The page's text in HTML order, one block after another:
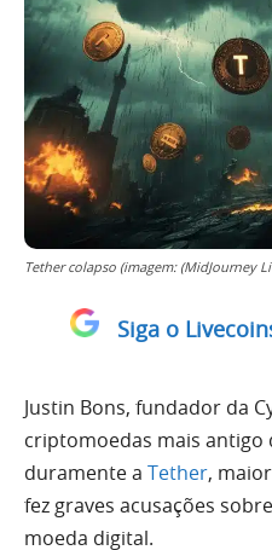
Tether colapso (imagem: (MidJourney
Siga o
Justin Bons, fundador da
criptomoedas mais antigo
duramente a Tether,
fez graves acusações
moeda digital.